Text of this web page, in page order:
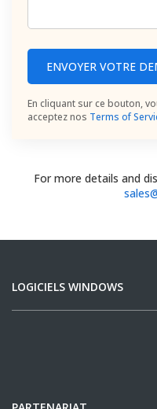
ENVOYER VOTRE
En cliquant sur ce bouton,
acceptez nos Terms of
For more details and
LOGICIELS WINDOWS